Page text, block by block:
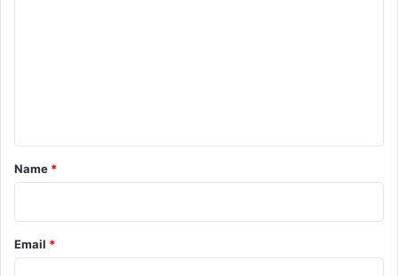
*
Name *
Email *